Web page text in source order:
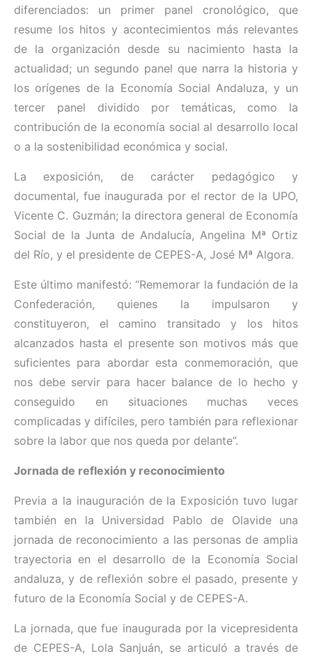
diferenciados: un primer panel cronológico, que
resume los hitos y acontecimientos más relevantes
de la organización desde su nacimiento hasta la
actualidad; un segundo panel que narra la historia y
los orígenes de la Economía Social Andaluza, y un
tercer panel dividido por temáticas, como la
contribución de la economía social al desarrollo local
o a la sostenibilidad económica y social.
La exposición, de carácter pedagógico y
documental, fue inaugurada por el rector de la UPO,
Vicente C. Guzmán; la directora general de Economía
Social de la Junta de Andalucía, Angelina Mª Ortiz
del Río, y el presidente de CEPES-A, José Mª Algora.
Este último manifestó: “Rememorar la fundación de la
Confederación, quienes la impulsaron y
constituyeron, el camino transitado y los hitos
alcanzados hasta el presente son motivos más que
suficientes para abordar esta conmemoración, que
nos debe servir para hacer balance de lo hecho y
conseguido en situaciones muchas veces
complicadas y difíciles, pero también para reflexionar
sobre la labor que nos queda por delante”.
Jornada de reflexión y reconocimiento
Previa a la inauguración de la Exposición tuvo lugar
también en la Universidad Pablo de Olavide una
jornada de reconocimiento a las personas de amplia
trayectoria en el desarrollo de la Economía Social
andaluza, y de reflexión sobre el pasado, presente y
futuro de la Economía Social y de CEPES-A.
La jornada, que fue inaugurada por la vicepresidenta
de CEPES-A, Lola Sanjuán, se articuló a través de